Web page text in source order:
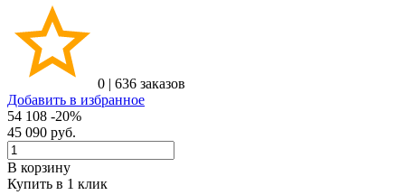
0 | 636 заказов
Добавить в избранное
54 108 -20%
45 090 руб.
В корзину
Купить в 1 клик